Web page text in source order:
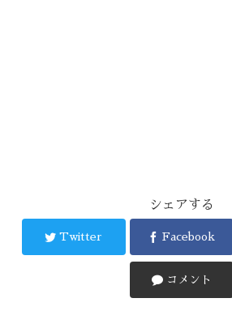
シェアする
Twitter Facebook
コメント